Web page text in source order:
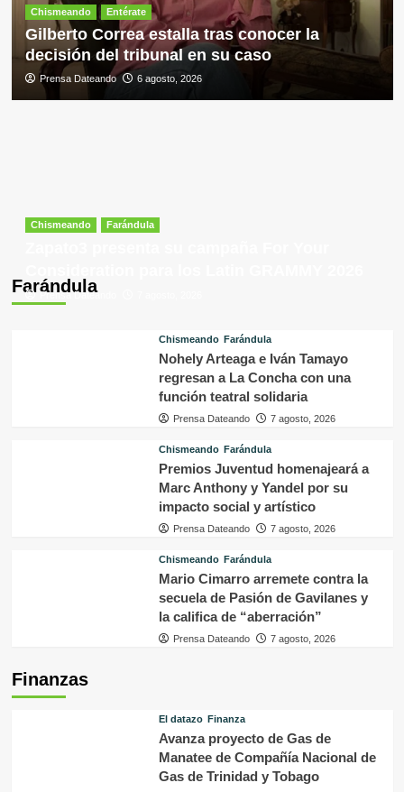
Chismeando Entérate
Gilberto Correa estalla tras conocer la
decisión del tribunal en su caso
Prensa Dateando 6 agosto, 2026
Farándula
Chismeando Farándula
Prensa Dateando
Chismeando Farándula
Nohely Arteaga e Iván Tamayo
regresan a La Concha con una
función teatral solidaria
Prensa Dateando 7 agosto, 2026
Chismeando Farándula
Premios Juventud homenajeará a
Marc Anthony y Yandel por su
impacto social y artístico
Prensa Dateando 7 agosto, 2026
Chismeando Farándula
Mario Cimarro arremete contra la
secuela de Pasión de Gavilanes y
la califica de “aberración”
Prensa Dateando 7 agosto, 2026
Finanzas
El datazo Finanza
Avanza proyecto de Gas de
Manatee de Compañía Nacional de
Gas de Trinidad y Tobago